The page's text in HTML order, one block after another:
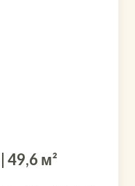
49,6 м²